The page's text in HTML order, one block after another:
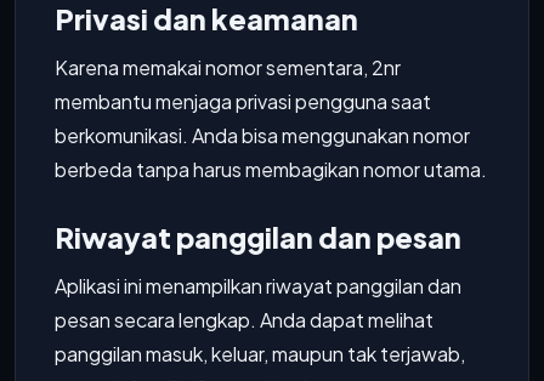
Privasi dan keamanan
Karena memakai nomor sementara, 2nr
membantu menjaga privasi pengguna saat
berkomunikasi. Anda bisa menggunakan nomor
berbeda tanpa harus membagikan nomor utama.
Riwayat panggilan dan pesan
Aplikasi ini menampilkan riwayat panggilan dan
pesan secara lengkap. Anda dapat melihat
panggilan masuk, keluar, maupun tak terjawab,